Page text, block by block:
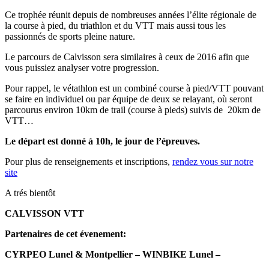
Ce trophée réunit depuis de nombreuses années l’élite régionale de
la course à pied, du triathlon et du VTT mais aussi tous les
passionnés de sports pleine nature.
Le parcours de Calvisson sera similaires à ceux de 2016 afin que
vous puissiez analyser votre progression.
Pour rappel, le vétathlon est un combiné course à pied/VTT pouvant
se faire en individuel ou par équipe de deux se relayant, où seront
parcourus environ 10km de trail (course à pieds) suivis de 20km de
VTT…
Le départ est donné à 10h, le jour de l’épreuves.
Pour plus de renseignements et inscriptions, rendez vous sur notre
site
A trés bientôt
CALVISSON VTT
Partenaires de cet évenement:
CYRPEO Lunel & Montpellier – WINBIKE Lunel –